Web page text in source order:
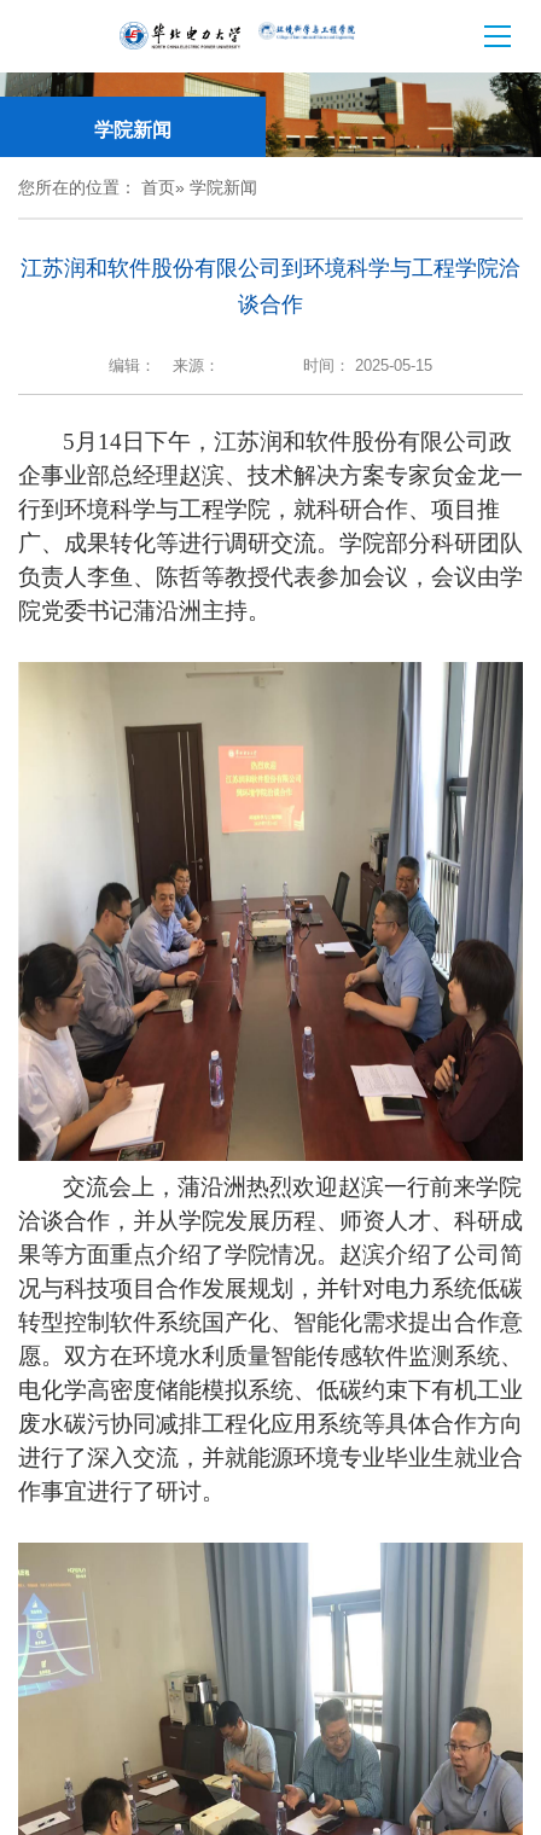
学院新闻
您所在的位置： 首页» 学院新闻
江苏润和软件股份有限公司到环境科学与工程学院洽
谈合作
编辑： 来源： 时间： 2025-05-15
5月14日下午，江苏润和软件股份有限公司政
企事业部总经理赵滨、技术解决方案专家贠金龙一
行到环境科学与工程学院，就科研合作、项目推
广、成果转化等进行调研交流。学院部分科研团队
负责人李鱼、陈哲等教授代表参加会议，会议由学
院党委书记蒲沿洲主持。
交流会上，蒲沿洲热烈欢迎赵滨一行前来学院
洽谈合作，并从学院发展历程、师资人才、科研成
果等方面重点介绍了学院情况。赵滨介绍了公司简
况与科技项目合作发展规划，并针对电力系统低碳
转型控制软件系统国产化、智能化需求提出合作意
愿。双方在环境水利质量智能传感软件监测系统、
电化学高密度储能模拟系统、低碳约束下有机工业
废水碳污协同减排工程化应用系统等具体合作方向
进行了深入交流，并就能源环境专业毕业生就业合
作事宜进行了研讨。